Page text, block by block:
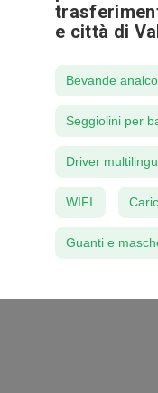
e città di
Bevande
Seggiolini per
Driver
WIFI
Guanti e